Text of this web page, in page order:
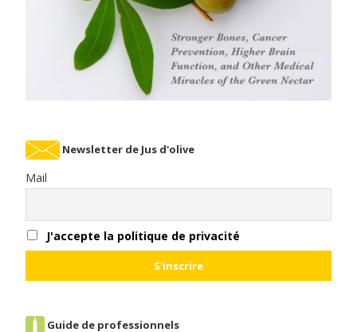
Newsletter de Jus d'olive
Mail
J'accepte la politique de privacité
Guide de professionnels